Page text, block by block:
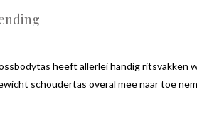
heeft allerlei handig ritsvakken
schoudertas overal mee naar toe